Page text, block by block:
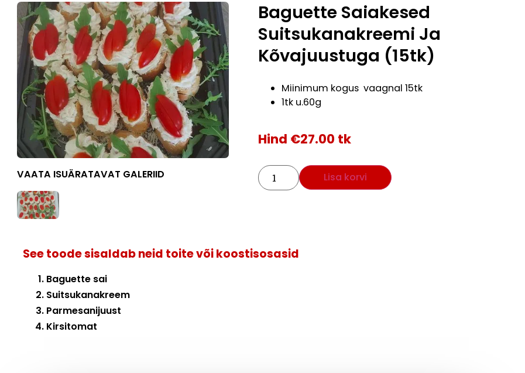
VAATA ISUÄRATAVAT GALERIID
Baguette Saiakesed
Suitsukanakreemi Ja
Kõvajuustuga (15tk)
Miinimum kogus vaagnal 15tk
1tk u.60g
Hind €27.00 tk
Lisa korvi
See toode sisaldab neid toite või koostisosasid
Baguette sai
Suitsukanakreem
Parmesanijuust
Kirsitomat